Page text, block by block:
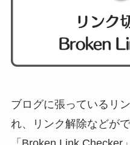
ブログに張っているリ
れ、リンク解除などが